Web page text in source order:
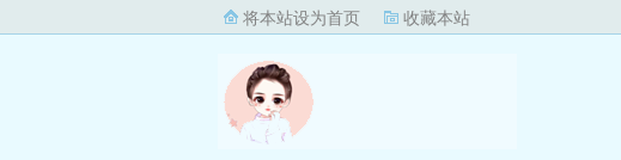
将本站设为首页 收藏本站